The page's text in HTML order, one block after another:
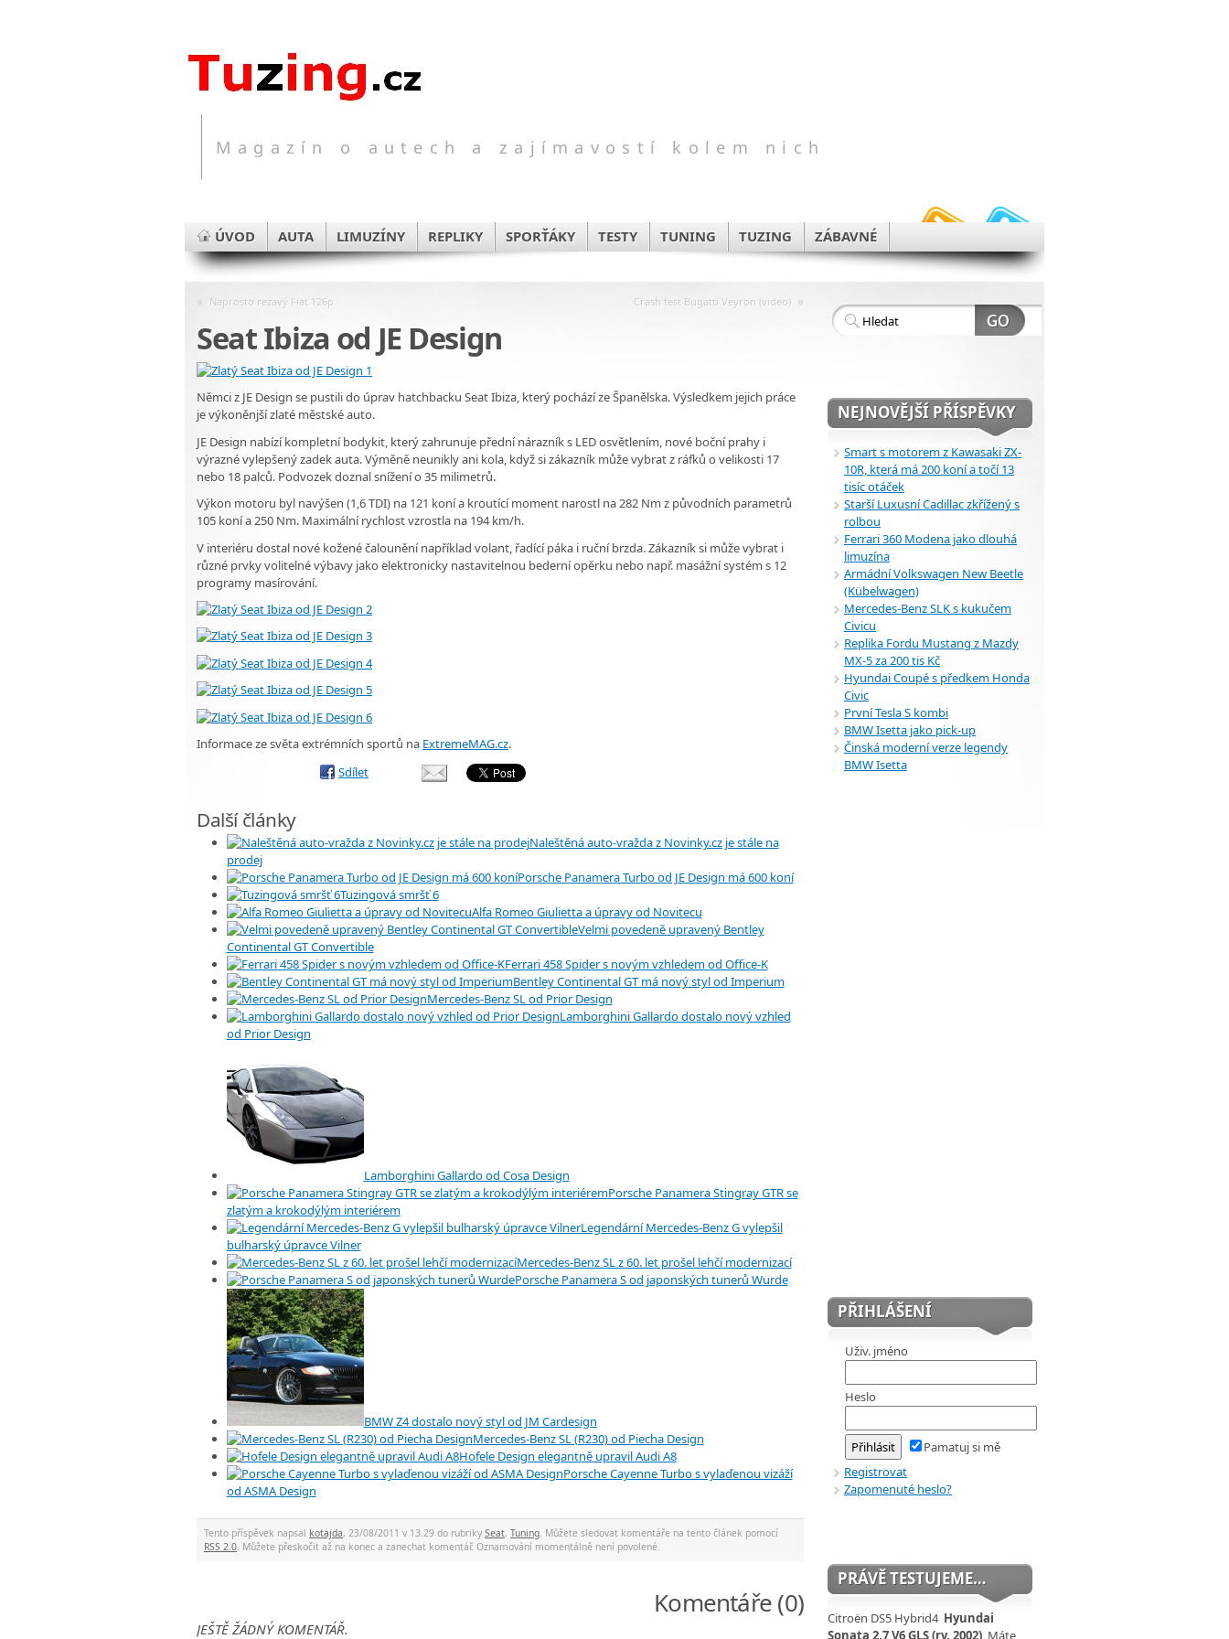
Magazín o autech a zajímavostí kolem nich
ÚVOD AUTA LIMUZÍNY REPLIKY SPORŤÁKY TESTY TUNING TUZING ZÁBAVNÉ
« Naprosto rezavý Fiat 126p Crash test Bugatti Veyron (video) »
Seat Ibiza od JE Design
Němci z JE Design se pustili do úprav hatchbacku Seat Ibiza, který pochází ze Španělska. Výsledkem jejich práce
je výkoněnjší zlaté městské auto.
JE Design nabízí kompletní bodykit, který zahrunuje přední nárazník s LED osvětlením, nové boční prahy i
výrazné vylepšený zadek auta. Výměně neunikly ani kola, když si zákazník může vybrat z ráfků o velikosti 17
nebo 18 palců. Podvozek doznal snížení o 35 milimetrů.
Výkon motoru byl navýšen (1,6 TDI) na 121 koní a kroutící moment narostl na 282 Nm z původních parametrů
105 koní a 250 Nm. Maximální rychlost vzrostla na 194 km/h.
V interiéru dostal nové kožené čalounění například volant, řadící páka i ruční brzda. Zákazník si může vybrat i
různé prvky volitelné výbavy jako elektronicky nastavitelnou bederní opěrku nebo např. masážní systém s 12
programy masírování.
Informace ze světa extrémních sportů na ExtremeMAG.cz.
Sdílet
Další články
Naleštěná auto-vražda z Novinky.cz je stále na
prodej
Porsche Panamera Turbo od JE Design má 600 koní
Tuzingová smršť 6
Alfa Romeo Giulietta a úpravy od Novitecu
Velmi povedeně upravený Bentley
Continental GT Convertible
Ferrari 458 Spider s novým vzhledem od Office-K
Bentley Continental GT má nový styl od Imperium
Mercedes-Benz SL od Prior Design
Lamborghini Gallardo dostalo nový vzhled
od Prior Design
Lamborghini Gallardo od Cosa Design
Porsche Panamera Stingray GTR se
zlatým a krokodýlým interiérem
Legendární Mercedes-Benz G vylepšil
bulharský úpravce Vilner
Mercedes-Benz SL z 60. let prošel lehčí modernizací
Porsche Panamera S od japonských tunerů Wurde
BMW Z4 dostalo nový styl od JM Cardesign
Mercedes-Benz SL (R230) od Piecha Design
Hofele Design elegantně upravil Audi A8
Porsche Cayenne Turbo s vylaďenou vizáží
od ASMA Design
Tento příspěvek napsal kotajda, 23/08/2011 v 13.29 do rubriky Seat, Tuning . Můžete sledovat komentáře na tento článek pomocí
RSS 2.0 . Můžete přeskočit až na konec a zanechat komentář. Oznamování momentálně není povolené.
Komentáře (0)
JEŠTĚ ŽÁDNÝ KOMENTÁŘ.
NEJNOVĚJŠÍ PŘÍSPĚVKY
Smart s motorem z Kawasaki ZX-
10R, která má 200 koní a točí 13
tisíc otáček
Starší Luxusní Cadillac zkřížený s
rolbou
Ferrari 360 Modena jako dlouhá
limuzína
Armádní Volkswagen New Beetle
(Kübelwagen)
Mercedes-Benz SLK s kukučem
Civicu
Replika Fordu Mustang z Mazdy
MX-5 za 200 tis Kč
Hyundai Coupé s předkem Honda
Civic
První Tesla S kombi
BMW Isetta jako pick-up
Činská moderní verze legendy
BMW Isetta
PŘIHLÁŠENÍ
Uživ. jméno
Heslo
Pamatuj si mě
Registrovat
Zapomenuté heslo?
PRÁVĚ TESTUJEME…
Citroën DS5 Hybrid4 Hyundai
Sonata 2,7 V6 GLS (rv. 2002) Máte